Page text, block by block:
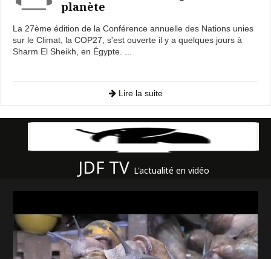
planète
La 27ème édition de la Conférence annuelle des Nations unies
sur le Climat, la COP27, s'est ouverte il y a quelques jours à
Sharm El Sheikh, en Égypte. ...
Lire la suite
JDF TV L'actualité en vidéo